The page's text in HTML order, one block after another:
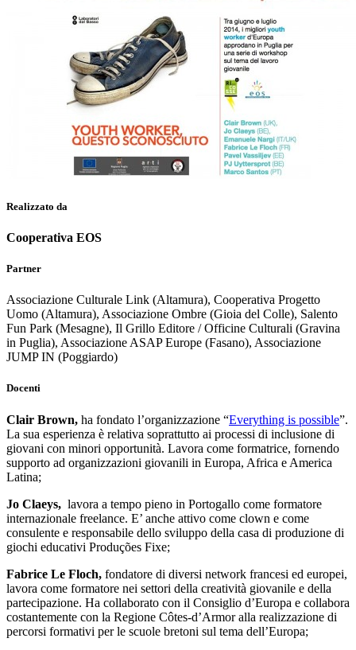
Realizzato da
Cooperativa EOS
Partner
Associazione Culturale Link (Altamura), Cooperativa Progetto
Uomo (Altamura), Associazione Ombre (Gioia del Colle), Salento
Fun Park (Mesagne), Il Grillo Editore / Officine Culturali (Gravina
in Puglia), Associazione ASAP Europe (Fasano), Associazione
JUMP IN (Poggiardo)
Docenti
Clair Brown, ha fondato l’organizzazione “Everything is possible”.
La sua esperienza è relativa soprattutto ai processi di inclusione di
giovani con minori opportunità. Lavora come formatrice, fornendo
supporto ad organizzazioni giovanili in Europa, Africa e America
Latina;
Jo Claeys, lavora a tempo pieno in Portogallo come formatore
internazionale freelance. E’ anche attivo come clown e come
consulente e responsabile dello sviluppo della casa di produzione di
giochi educativi Produções Fixe;
Fabrice Le Floch, fondatore di diversi network francesi ed europei,
lavora come formatore nei settori della creatività giovanile e della
partecipazione. Ha collaborato con il Consiglio d’Europa e collabora
costantemente con la Regione Côtes-d’Armor alla realizzazione di
percorsi formativi per le scuole bretoni sul tema dell’Europa;